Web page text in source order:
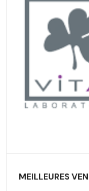
MEILLEURES